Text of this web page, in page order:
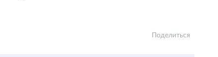
Поделиться